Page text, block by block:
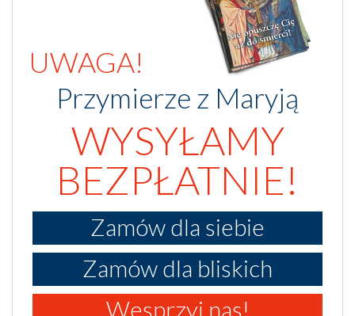
UWAGA!
Przymierze z Maryją
WYSYŁAMY
BEZPŁATNIE!
Zamów dla siebie
Zamów dla bliskich
Wesprzyj nas!